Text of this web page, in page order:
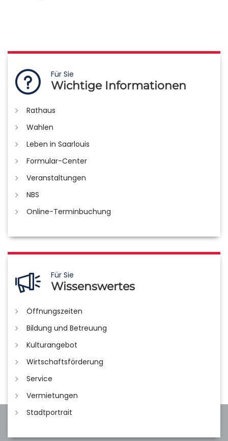
Für Sie
Wichtige Informationen
Rathaus
Wahlen
Leben in Saarlouis
Formular-Center
Veranstaltungen
NBS
Online-Terminbuchung
Für Sie
Wissenswertes
Öffnungszeiten
Bildung und Betreuung
Kulturangebot
Wirtschaftsförderung
Service
Vermietungen
Stadtportrait